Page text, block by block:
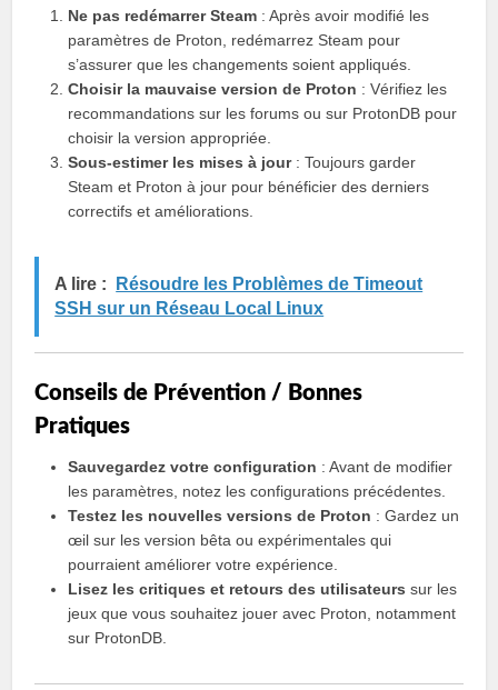
Ne pas redémarrer Steam : Après avoir modifié les
paramètres de Proton, redémarrez Steam pour
s’assurer que les changements soient appliqués.
Choisir la mauvaise version de Proton : Vérifiez les
recommandations sur les forums ou sur ProtonDB pour
choisir la version appropriée.
Sous-estimer les mises à jour: Toujours garder
Steam et Proton à jour pour bénéficier des derniers
correctifs et améliorations.
A lire :
Résoudre les Problèmes de Timeout
SSH sur un Réseau Local Linux
Conseils de Prévention / Bonnes
Pratiques
Sauvegardez votre configuration : Avant de modifier
les paramètres, notez les configurations précédentes.
Testez les nouvelles versions de Proton : Gardez un
œil sur les version bêta ou expérimentales qui
pourraient améliorer votre expérience.
Lisez les critiques et retours des utilisateurs sur les
jeux que vous souhaitez jouer avec Proton, notamment
sur ProtonDB.